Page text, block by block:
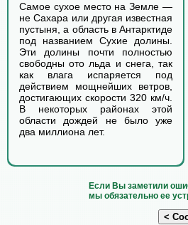
Самое сухое место на Земле —
не Сахара или другая известная
пустыня, а область в Антарктиде
под названием Сухие долины.
Эти долины почти полностью
свободны ото льда и снега, так
как влага испаряется под
действием мощнейших ветров,
достигающих скорости 320 км/ч.
В некоторых районах этой
области дождей не было уже
два миллиона лет.
Если Вы заметили
мы обязательно ее